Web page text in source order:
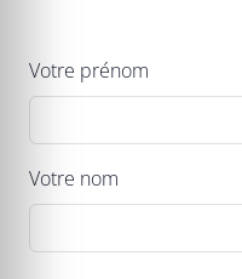
Votre prénom
Votre nom